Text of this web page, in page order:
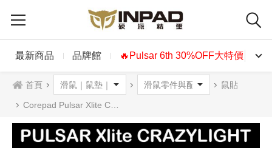
最新商品 品牌館 🔥Pulsar 6th 30%OFF大特價🔥
首頁 鼠貼
Corepad Pulsar Xlite CL CrazyLight Mini 專用鼠貼 PRO